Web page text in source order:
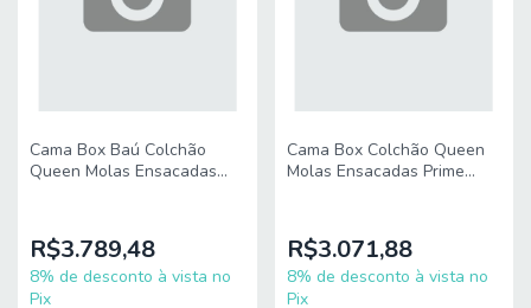
Cama Box Baú Colchão
Queen Molas Ensacadas
R$3.789,48
8% de desconto à vista no
Pix
Cama Box Colchão Queen
Molas Ensacadas Prime
R$3.071,88
8% de desconto à vista no
Pix